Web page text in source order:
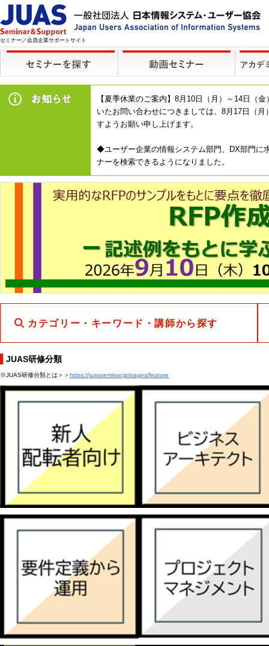
セミナー／会員企業サポートサイト
【夏季休業のご案内】8月10日（月）～14日（
いたお問い合わせにつきましては、8月17日（
すようお願い申し上げます。
◆ユーザー企業の情報システム部門、DX部門に
ナーを検索できるようになりました。
カテゴリー・キーワード・講師から探す
JUAS研修分類
※JUAS研修分類とは＞＞https://juasseminar.jp/pages/feature